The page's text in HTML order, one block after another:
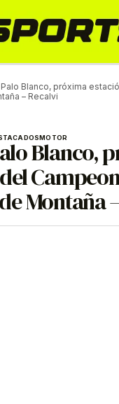
Blanco, próxima
– Recalvi
MOTOR
Blanco,
Montaña